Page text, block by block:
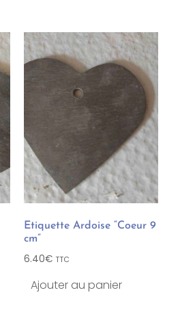
Etiquette Ardoise “Coeur 9
cm”
6.40€ TTC
Ajouter au panier